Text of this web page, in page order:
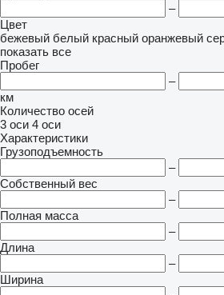
–
Цвет
бежевый белый красный оранжевый
показать все
Пробег
–
км
Количество осей
3 оси 4 оси
Характеристики
Грузоподъемность
–
Собственный вес
–
Полная масса
–
Длина
–
Ширина